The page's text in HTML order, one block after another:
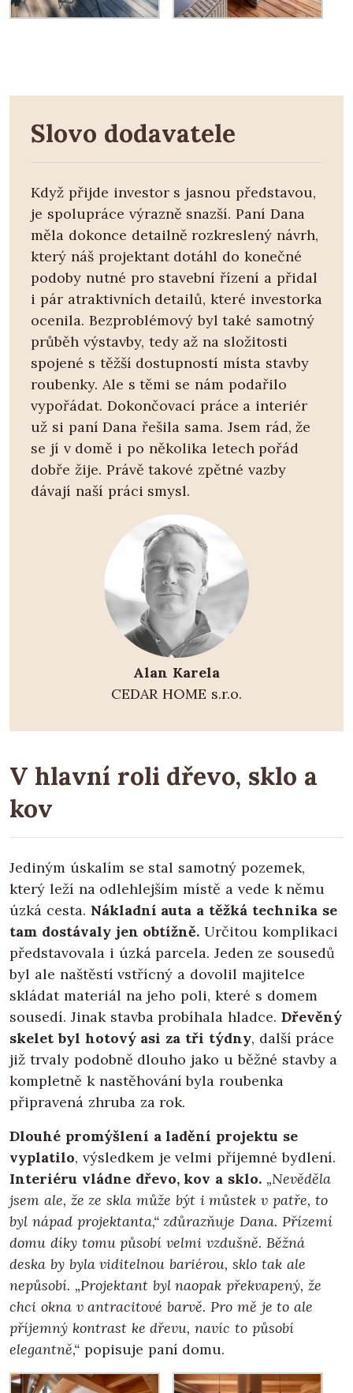
Slovo dodavatele
Když přijde investor s jasnou představou,
je spolupráce výrazně snazší. Paní Dana
měla dokonce detailně rozkreslený návrh,
který náš projektant dotáhl do konečné
podoby nutné pro stavební řízení a přidal
i pár atraktivních detailů, které investorka
ocenila. Bezproblémový byl také samotný
průběh výstavby, tedy až na složitosti
spojené s těžší dostupností místa stavby
roubenky. Ale s těmi se nám podařilo
vypořádat. Dokončovací práce a interiér
už si paní Dana řešila sama. Jsem rád, že
se jí v domě i po několika letech pořád
dobře žije. Právě takové zpětné vazby
dávají naší práci smysl.
Alan Karela
CEDAR HOME s.r.o.
V hlavní roli dřevo, sklo a
kov
Jediným úskalím se stal samotný pozemek,
který leží na odlehlejším místě a vede k němu
úzká cesta. Nákladní auta a těžká technika se
tam dostávaly jen obtížně. Určitou komplikaci
představovala i úzká parcela. Jeden ze sousedů
byl ale naštěstí vstřícný a dovolil majitelce
skládat materiál na jeho poli, které s domem
sousedí. Jinak stavba probíhala hladce. Dřevěný
skelet byl hotový asi za tři týdny, další práce
již trvaly podobně dlouho jako u běžné stavby a
kompletně k nastěhování byla roubenka
připravená zhruba za rok.
Dlouhé promýšlení a ladění projektu se
vyplatilo, výsledkem je velmi příjemné bydlení.
Interiéru vládne dřevo, kov a sklo. „Nevěděla
jsem ale, že ze skla může být i můstek v patře, to
byl nápad projektanta,“ zdůrazňuje Dana. Přízemí
domu díky tomu působí velmi vzdušně. Běžná
deska by byla viditelnou bariérou, sklo tak ale
nepůsobí. „Projektant byl naopak překvapený, že
chci okna v antracitové barvě. Pro mě je to ale
příjemný kontrast ke dřevu, navíc to působí
elegantně,“ popisuje paní domu.